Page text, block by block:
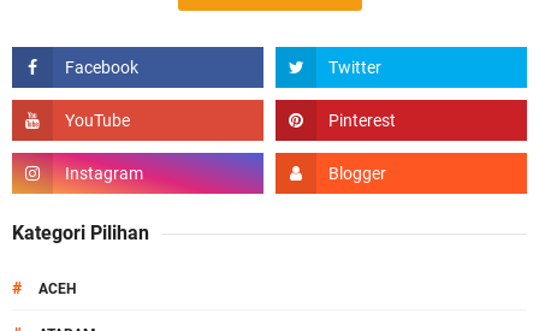
Kategori Pilihan
# ACEH